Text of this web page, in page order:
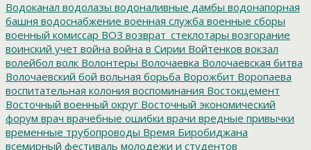
Водоканал водолазы водоналивные дамбы водонапорная
башня водоснабжение военная служба военные сборы
военный комиссар ВОЗ возврат_стеклотары возгорание
воинский учет война война в Сирии Войтенков вокзал
волейбол волк Волонтеры Волочаевка Волочаевская битва
Волочаевский бой вольная борьба Ворожбит Воропаева
воспитательная колония воспоминания Востокцемент
Восточный военный округ Восточный экономический
форум врач врачебные ошибки врачи вредные привычки
временные трубопроводы Время Биробиджана
всемирный фестиваль молодежи и студентов